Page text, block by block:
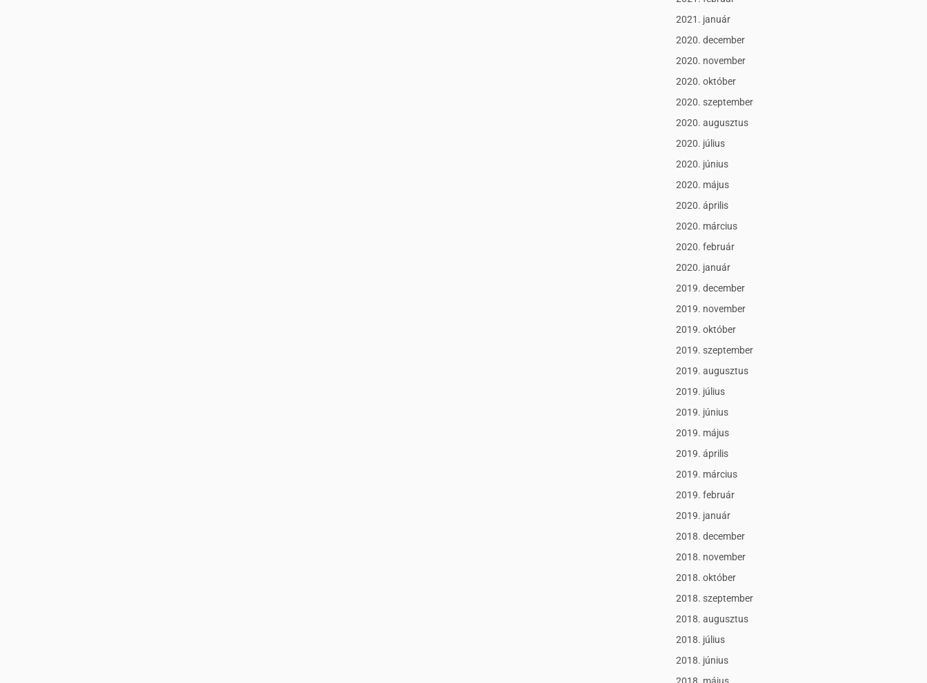
2021. január
2020. december
2020. november
2020. október
2020. szeptember
2020. augusztus
2020. július
2020. június
2020. május
2020. április
2020. március
2020. február
2020. január
2019. december
2019. november
2019. október
2019. szeptember
2019. augusztus
2019. július
2019. június
2019. május
2019. április
2019. március
2019. február
2019. január
2018. december
2018. november
2018. október
2018. szeptember
2018. augusztus
2018. július
2018. június